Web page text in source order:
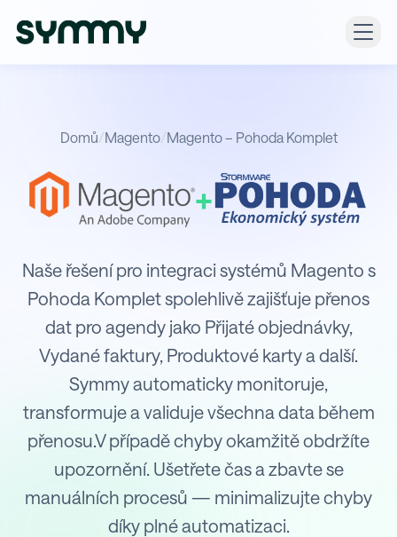
Domů/Magento/Magento – Pohoda Komplet
+
Integrace Magento s Pohoda
Naše řešení pro integraci systémů Magento s
Pohoda Komplet spolehlivě zajišťuje přenos
dat pro agendy jako Přijaté objednávky,
Vydané faktury, Produktové karty a další.
Symmy automaticky monitoruje,
transformuje a validuje všechna data během
přenosu.V případě chyby okamžitě obdržíte
upozornění. Ušetřete čas a zbavte se
manuálních procesů — minimalizujte chyby
díky plné automatizaci.